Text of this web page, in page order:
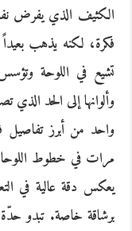
الكثيف الذي يفرض
فكرة، لكنه يذهب
تشيع في اللوحة
وألوانها إلى الحد الذي
واحد من أبرز تفاصيل
مرات في خطوط
يعكس دقة عالية في
برشاقة خاصة. تبدو